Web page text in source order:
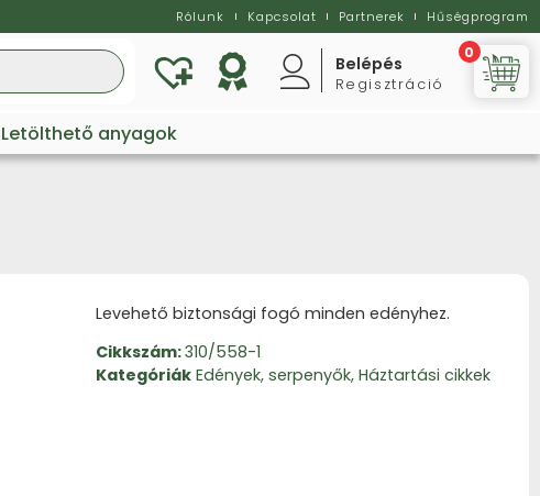
Rólunk Kapcsolat Partnerek Hűségprogram
Belépés
Regisztráció
0
Letölthető anyagok
Levehető biztonsági fogó minden edényhez.
Cikkszám:310/558-1
Kategóriák Edények, serpenyők,Háztartási cikkek